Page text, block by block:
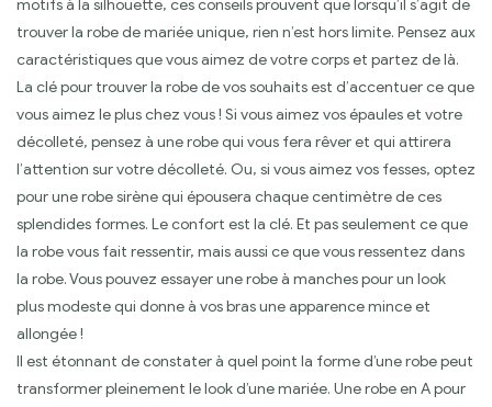
motifs à la silhouette, ces conseils prouvent que lorsqu’il s’agit de
trouver la robe de mariée unique, rien n’est hors limite. Pensez aux
caractéristiques que vous aimez de votre corps et partez de là.
La clé pour trouver la robe de vos souhaits est d’accentuer ce que
vous aimez le plus chez vous ! Si vous aimez vos épaules et votre
décolleté, pensez à une robe qui vous fera rêver et qui attirera
l’attention sur votre décolleté. Ou, si vous aimez vos fesses, optez
pour une robe sirène qui épousera chaque centimètre de ces
splendides formes. Le confort est la clé. Et pas seulement ce que
la robe vous fait ressentir, mais aussi ce que vous ressentez dans
la robe. Vous pouvez essayer une robe à manches pour un look
plus modeste qui donne à vos bras une apparence mince et
allongée !
Il est étonnant de constater à quel point la forme d’une robe peut
transformer pleinement le look d’une mariée. Une robe en A pour